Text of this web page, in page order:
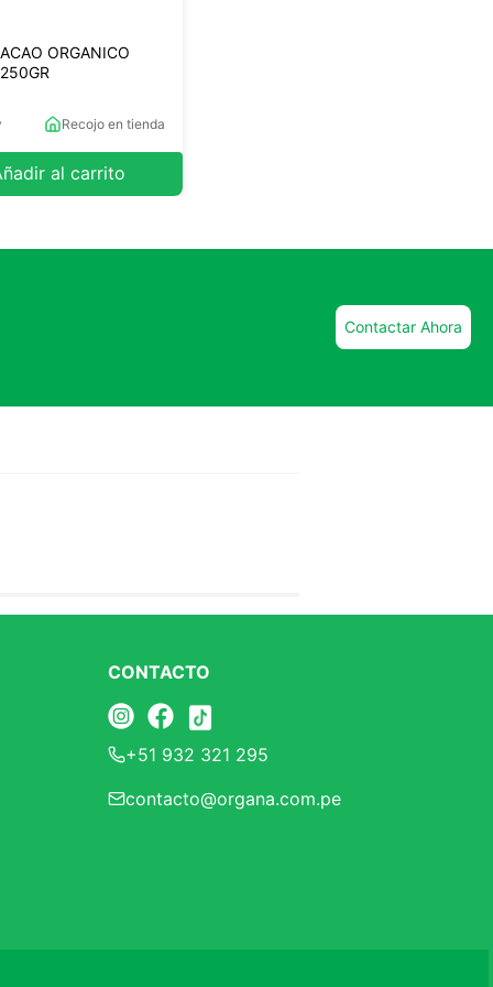
ORGANICO
Recojo en tienda
al carrito
Contactar Ahora
CONTACTO
+51 932 321 295
contacto@organa.com.pe